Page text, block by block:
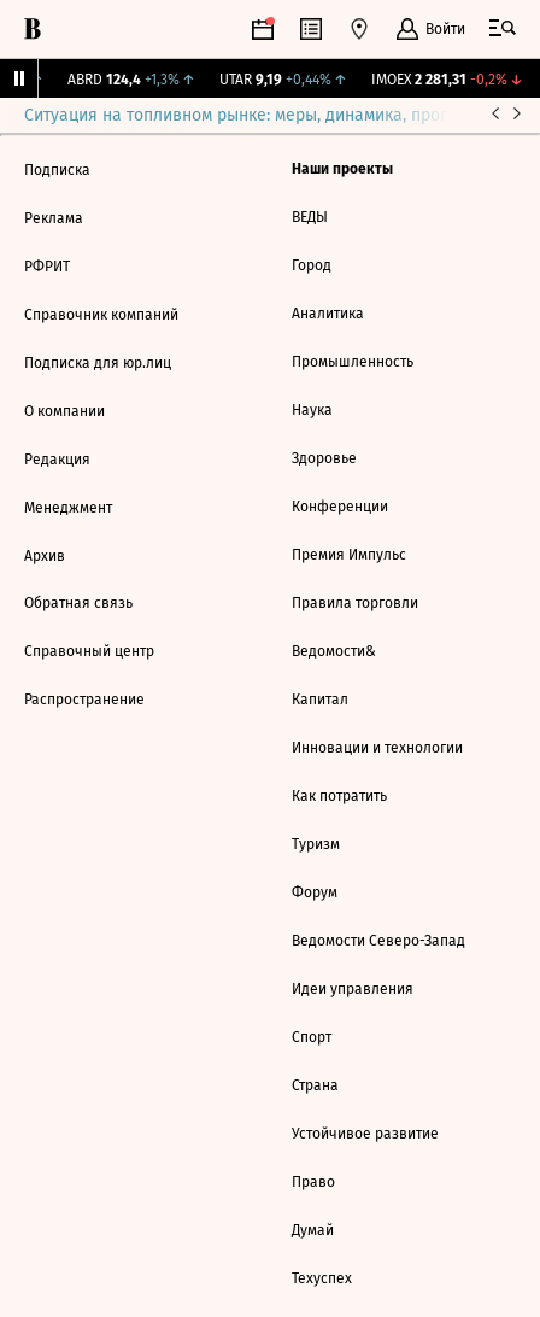
Войти
ABRD 124,4 +1,3%↑ UTAR 9,19 +0,44%↑ IMOEX 2 281,31 -0,2%↓
Ситуация на топливном рынке: меры, динамика, прогнозы
Подписка
Реклама
РФРИТ
Справочник компаний
Подписка для юр.лиц
О компании
Редакция
Менеджмент
Архив
Обратная связь
Справочный центр
Распространение
Наши проекты
ВЕДЫ
Город
Аналитика
Промышленность
Наука
Здоровье
Конференции
Премия Импульс
Правила торговли
Ведомости&
Капитал
Инновации и технологии
Как потратить
Туризм
Форум
Ведомости Северо-Запад
Идеи управления
Спорт
Страна
Устойчивое развитие
Право
Думай
Техуспех